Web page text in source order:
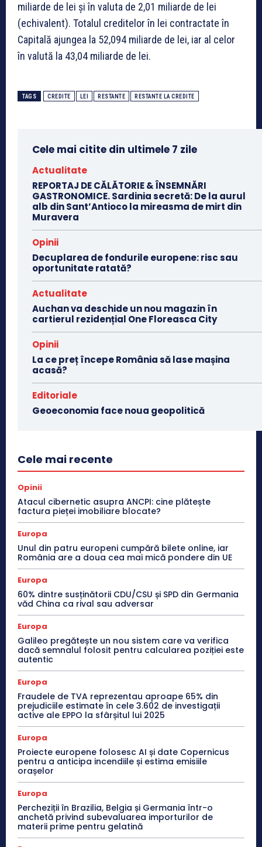
miliarde de lei și în valuta de 2,01 miliarde de lei
(echivalent). Totalul creditelor în lei contractate în
Capitală ajungea la 52,094 miliarde de lei, iar al celor
în valută la 43,04 miliarde de lei.
TAGS CREDITE LEI RESTANTE RESTANTE LA CREDITE
Cele mai citite din ultimele 7 zile
Actualitate
REPORTAJ DE CĂLĂTORIE & ÎNSEMNĂRI
GASTRONOMICE. Sardinia secretă: De la aurul
alb din Sant’Antioco la mireasma de mirt din
Muravera
Opinii
Decuplarea de fondurile europene: risc sau
oportunitate ratată?
Actualitate
Auchan va deschide un nou magazin în
cartierul rezidențial One Floreasca City
Opinii
La ce preț începe România să lase mașina
acasă?
Editoriale
Geoeconomia face noua geopolitică
Cele mai recente
Opinii
Atacul cibernetic asupra ANCPI: cine plătește
factura pieței imobiliare blocate?
Europa
Unul din patru europeni cumpără bilete online, iar
România are a doua cea mai mică pondere din UE
Europa
60% dintre susținătorii CDU/CSU și SPD din Germania
văd China ca rival sau adversar
Europa
Galileo pregătește un nou sistem care va verifica
dacă semnalul folosit pentru calcularea poziției este
autentic
Europa
Fraudele de TVA reprezentau aproape 65% din
prejudiciile estimate în cele 3.602 de investigații
active ale EPPO la sfârșitul lui 2025
Europa
Proiecte europene folosesc AI și date Copernicus
pentru a anticipa incendiile și estima emisiile
orașelor
Europa
Percheziții în Brazilia, Belgia și Germania într-o
anchetă privind subevaluarea importurilor de
materii prime pentru gelatină